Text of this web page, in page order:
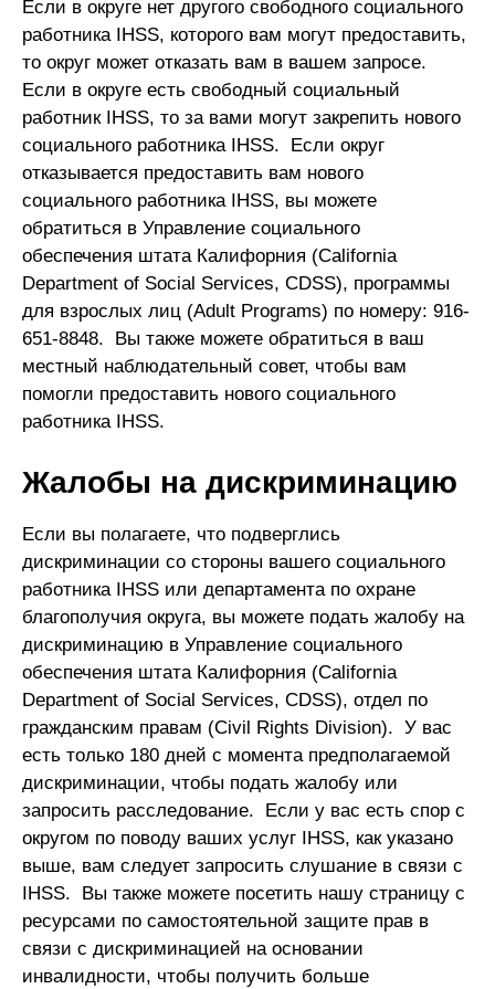
Если в округе нет другого свободного социального
работника IHSS, которого вам могут предоставить,
то округ может отказать вам в вашем запросе.
Если в округе есть свободный социальный
работник IHSS, то за вами могут закрепить нового
социального работника IHSS. Если округ
отказывается предоставить вам нового
социального работника IHSS, вы можете
обратиться в Управление социального
обеспечения штата Калифорния (California
Department of Social Services, CDSS), программы
для взрослых лиц (Adult Programs) по номеру: 916-
651-8848. Вы также можете обратиться в ваш
местный наблюдательный совет, чтобы вам
помогли предоставить нового социального
работника IHSS.
Жалобы на дискриминацию
Если вы полагаете, что подверглись
дискриминации со стороны вашего социального
работника IHSS или департамента по охране
благополучия округа, вы можете подать жалобу на
дискриминацию в Управление социального
обеспечения штата Калифорния (California
Department of Social Services, CDSS), отдел по
гражданским правам (Civil Rights Division). У вас
есть только 180 дней с момента предполагаемой
дискриминации, чтобы подать жалобу или
запросить расследование. Если у вас есть спор с
округом по поводу ваших услуг IHSS, как указано
выше, вам следует запросить слушание в связи с
IHSS. Вы также можете посетить нашу страницу с
ресурсами по самостоятельной защите прав в
связи с дискриминацией на основании
инвалидности, чтобы получить больше